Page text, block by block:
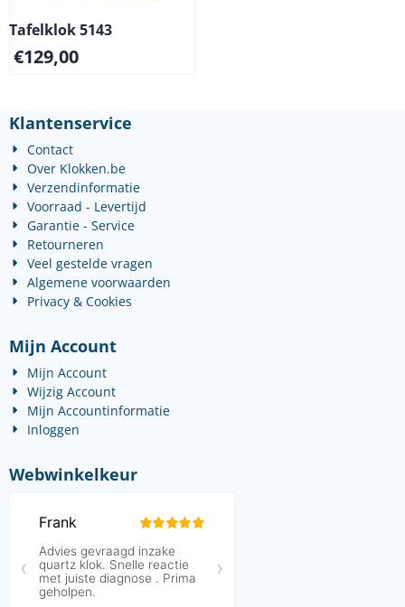
Tafelklok 5143
€129,00
Klantenservice
Contact
Over Klokken.be
Verzendinformatie
Voorraad - Levertijd
Garantie - Service
Retourneren
Veel gestelde vragen
Algemene voorwaarden
Privacy & Cookies
Mijn Account
Mijn Account
Wijzig Account
Mijn Accountinformatie
Inloggen
Webwinkelkeur